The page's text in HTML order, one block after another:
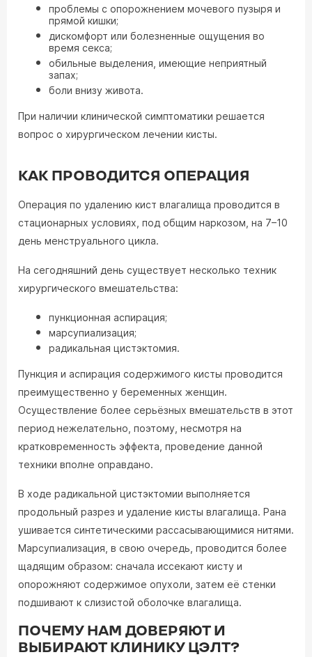
проблемы с опорожнением мочевого пузыря и
прямой кишки;
дискомфорт или болезненные ощущения во
время секса;
обильные выделения, имеющие неприятный
запах;
боли внизу живота.
При наличии клинической симптоматики решается
вопрос о хирургическом лечении кисты.
КАК ПРОВОДИТСЯ ОПЕРАЦИЯ
Операция по удалению кист влагалища проводится в
стационарных условиях, под общим наркозом, на 7–10
день менструального цикла.
На сегодняшний день существует несколько техник
хирургического вмешательства:
пункционная аспирация;
марсупиализация;
радикальная цистэктомия.
Пункция и аспирация содержимого кисты проводится
преимущественно у беременных женщин.
Осуществление более серьёзных вмешательств в этот
период нежелательно, поэтому, несмотря на
кратковременность эффекта, проведение данной
техники вполне оправдано.
В ходе радикальной цистэктомии выполняется
продольный разрез и удаление кисты влагалища. Рана
ушивается синтетическими рассасывающимися нитями.
Марсупиализация, в свою очередь, проводится более
щадящим образом: сначала иссекают кисту и
опорожняют содержимое опухоли, затем её стенки
подшивают к слизистой оболочке влагалища.
ПОЧЕМУ НАМ ДОВЕРЯЮТ И
ВЫБИРАЮТ КЛИНИКУ ЦЭЛТ?